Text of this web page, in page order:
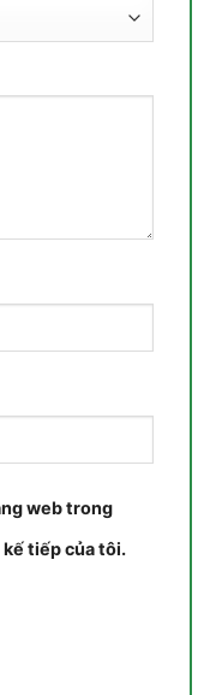
web trong
tiếp của tôi.